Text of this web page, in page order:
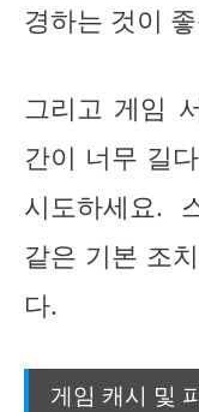
경하는 것이
그리고 게임
간이 너무 길
시도하세요.
같은 기본 조
다.
게임 캐시 및